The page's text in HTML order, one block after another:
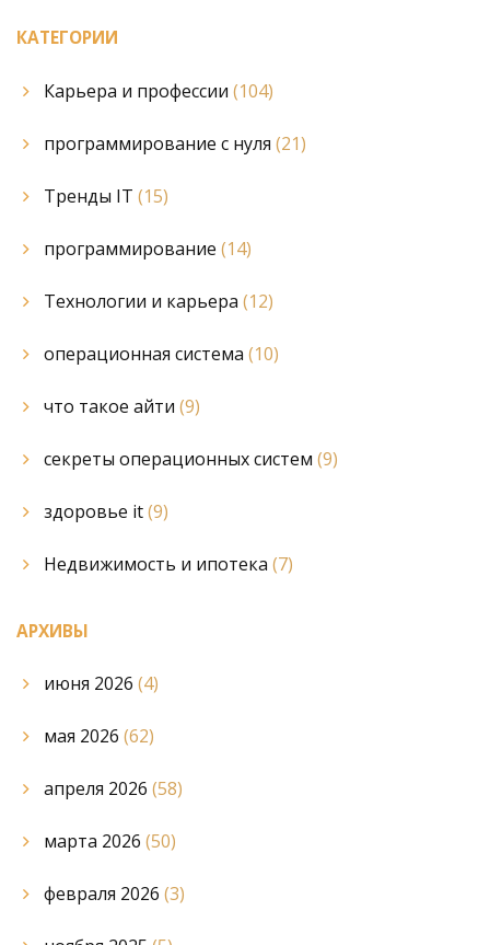
КАТЕГОРИИ
Карьера и профессии (104)
программирование с нуля (21)
Тренды IT (15)
программирование (14)
Технологии и карьера (12)
операционная система (10)
что такое айти (9)
секреты операционных систем (9)
здоровье it(9)
Недвижимость и ипотека (7)
АРХИВЫ
июня 2026 (4)
мая 2026 (62)
апреля 2026 (58)
марта 2026 (50)
февраля 2026 (3)